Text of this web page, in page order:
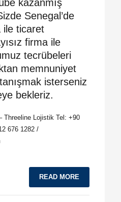
kazanmış
Senegal’de
ile ticaret
firma ile
tecrübeleri
memnuniyet
isterseniz
bekleriz.
Threeline Lojistik Tel: +90
676 1282 /
READ MORE